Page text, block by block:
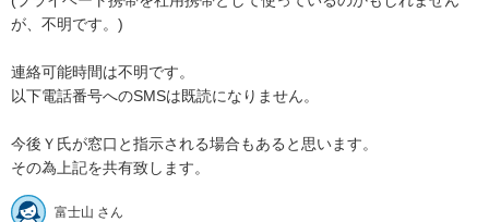
が、不明です。)
連絡可能時間は不明です。
以下電話番号へのSMSは既読になりません。
今後Ｙ氏が窓口と指示される場合もあると思います。
その為上記を共有致します。
富士山 さん